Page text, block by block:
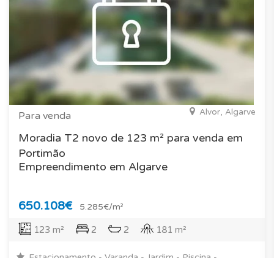
Para venda Alvor, Algarve
Moradia T2 novo de 123 m² para venda em
Portimão
Empreendimento em Algarve
650.108€ 5.285€/m²
123 m² 2 2 181 m²